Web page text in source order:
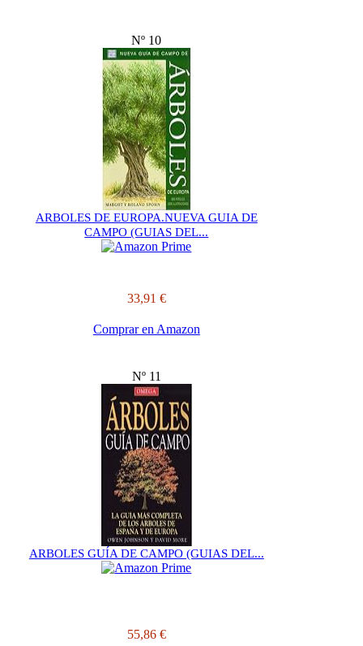
Nº 10
ARBOLES DE EUROPA.NUEVA GUIA DE
CAMPO (GUIAS DEL...
33,91 €
Comprar en Amazon
Nº 11
ARBOLES GUÍA DE CAMPO (GUIAS DEL...
55,86 €